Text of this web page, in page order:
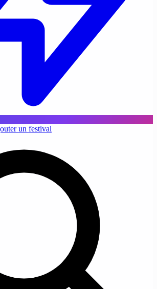
un festival